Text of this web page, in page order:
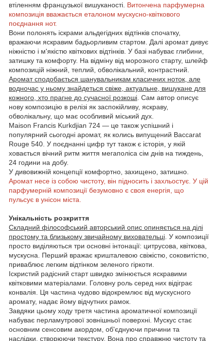
втіленням французької вишуканості. Витончена парфумерна
композиція вважається еталоном мускусно-квіткового
поєднання нот.
Вони полонять іскрами альдегідних відтінків спочатку,
вражаючи яскравим бадьорливим стартом. Далі аромат дивує
ніжністю і м'якістю квіткових відтінків. У базі набуває глибини,
затишку та комфорту. На відміну від морозного старту, шлейф
композицій ніжний, теплий, обволікальний, контрастний.
Аромат сподобається шанувальникам класичних ноток, але
водночас у ньому знайдеться свіже, актуальне, вишукане для
кожного, хто прагне до сучасної розкоші . Сам автор описує
нову композицію в релізі як заспокійливу, яскраву,
обволікальну, що має особливий міський дух.
Maison Francis Kurkdjian 724 — це також успішний і
популярний сьогодні аромат, як колись випущений Baccarat
Rouge 540. У поєднанні цифр тут також є історія, у якій
ховається вічний ритм життя мегаполіса сім днів на тиждень,
24 години на добу.
У дивовижній концепції комфортно, захищено, затишно.
Аромат несе із собою чистоту, він підносить і захльостує. У цій
парфумерній композиції безумовно є своя енергія, що
пульсує в унісон міста.
Унікальність розкриття
Складний філософський авторський опис опиняється на ділі
простому та близькому звичайному виховательці . У композиції
просто виділяються три основні інтонації: цитрусова, квіткова,
мускусна. Перший вражає кришталевою свіжістю, соковитістю,
приваблює легким відтінком зеленого гіркоти.
Іскристий радісний старт швидко змінюється яскравими
квітковими матеріалами. Головну роль серед них відіграє
конвалія. Ця частина чудово відокремлює від мускусного
аромату, надає йому відчутних рамок.
Завдяки цьому ходу третя частина ароматичної композиції
набуває перламутрової зовнішньої поверхні. Мускус стає
основним сенсовим акордом, об'єднуючи причини та
наслідки, створюючи текстуру. Вона про справжню чистоту та